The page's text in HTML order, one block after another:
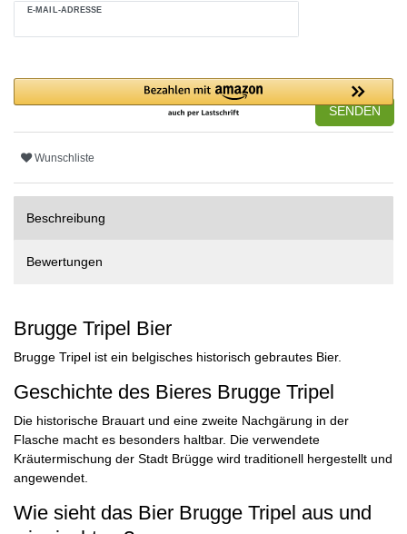
E-MAIL-ADRESSE
SENDEN
Wunschliste
Beschreibung
Bewertungen
Brugge Tripel Bier
Brugge Tripel ist ein belgisches historisch gebrautes Bier.
Geschichte des Bieres Brugge Tripel
Die historische Brauart und eine zweite Nachgärung in der
Flasche macht es besonders haltbar. Die verwendete
Kräutermischung der Stadt Brügge wird traditionell hergestellt und
angewendet.
Wie sieht das Bier Brugge Tripel aus und